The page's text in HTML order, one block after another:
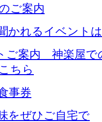
ご案内
かれるイベント
事券
をぜひご自宅で